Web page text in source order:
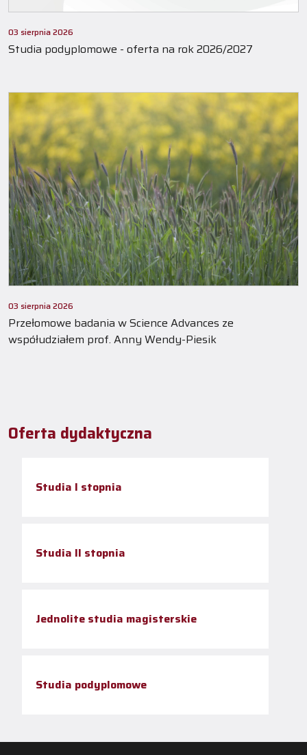
03 sierpnia 2026
Studia podyplomowe - oferta na rok 2026/2027
03 sierpnia 2026
Przełomowe badania w Science Advances ze
współudziałem prof. Anny Wendy-Piesik
Oferta dydaktyczna
Studia I stopnia
Studia II stopnia
Jednolite studia magisterskie
Studia podyplomowe